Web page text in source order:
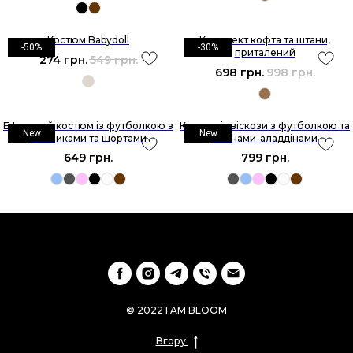
-50%
Костюм Babydoll
274 грн.549 грн.
-30%
Комплект кофта та штани,
приталений
698 грн.998 грн.
New
Ефектний костюм із футболкою з
плечиками та шортами
649 грн.
New
Костюм із віскози з футболкою та
штанами-аладдінами
799 грн.
© 2022 I AM BLOOM
Вгору